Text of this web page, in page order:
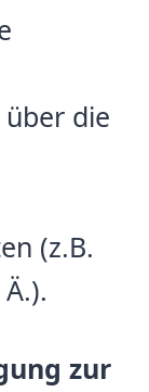
die
(z.B.
zur